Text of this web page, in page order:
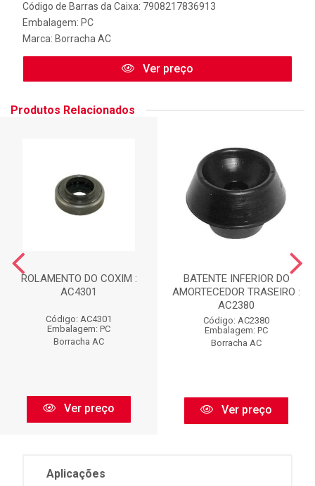
Código de Barras da Caixa: 7908217836913
Embalagem: PC
Marca: Borracha AC
Ver preço
Produtos Relacionados
ROLAMENTO DO COXIM :
AC4301
Código: AC4301
Embalagem: PC
Borracha AC
Ver preço
BATENTE INFERIOR DO
AMORTECEDOR TRASEIRO :
AC2380
Código: AC2380
Embalagem: PC
Borracha AC
Ver preço
Aplicações